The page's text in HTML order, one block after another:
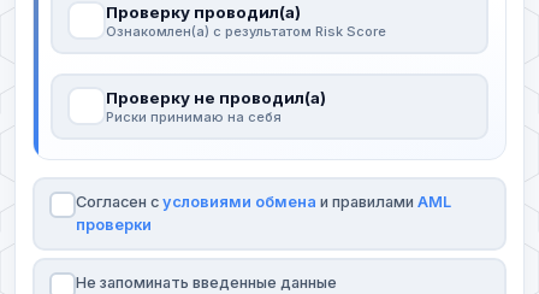
Проверку проводил(а)
Ознакомлен(а) с результатом Risk Score
Проверку не проводил(а)
Риски принимаю на себя
Согласен с условиями обмена и правилами AML
проверки
Не запоминать введенные данные